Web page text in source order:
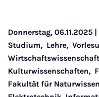
Donnerstag, 06.11.2025 |
Studium, Lehre,
Kulturwissenschaften,
Fakultät für